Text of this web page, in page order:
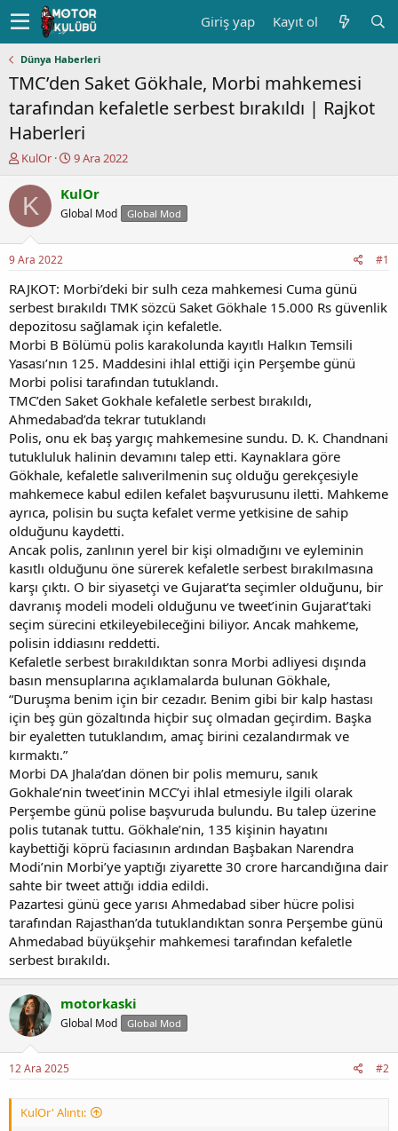
Giriş yap Kayıt ol
Dünya Haberleri
TMC’den Saket Gökhale, Morbi mahkemesi
tarafından kefaletle serbest bırakıldı | Rajkot
Haberleri
K
n
u
y
b
a
ş
a
t
a
n
KulOr
B
ş
a
ç
a
r
i
h
i
9 Ara 2022
K KulOr
Global Mod Global Mod
9 Ara 2022 #1
RAJKOT: Morbi’deki bir sulh ceza mahkemesi Cuma günü
serbest bırakıldı TMK sözcü Saket Gökhale 15.000 Rs güvenlik
depozitosu sağlamak için kefaletle.
Morbi B Bölümü polis karakolunda kayıtlı Halkın Temsili
Yasası’nın 125. Maddesini ihlal ettiği için Perşembe günü
Morbi polisi tarafından tutuklandı.
TMC’den Saket Gokhale kefaletle serbest bırakıldı,
Ahmedabad’da tekrar tutuklandı
Polis, onu ek baş yargıç mahkemesine sundu. D. K. Chandnani
tutukluluk halinin devamını talep etti. Kaynaklara göre
Gökhale, kefaletle salıverilmenin suç olduğu gerekçesiyle
mahkemece kabul edilen kefalet başvurusunu iletti. Mahkeme
ayrıca, polisin bu suçta kefalet verme yetkisine de sahip
olduğunu kaydetti.
Ancak polis, zanlının yerel bir kişi olmadığını ve eyleminin
kasıtlı olduğunu öne sürerek kefaletle serbest bırakılmasına
karşı çıktı. O bir siyasetçi ve Gujarat’ta seçimler olduğunu, bir
davranış modeli modeli olduğunu ve tweet’inin Gujarat’taki
seçim sürecini etkileyebileceğini biliyor. Ancak mahkeme,
polisin iddiasını reddetti.
Kefaletle serbest bırakıldıktan sonra Morbi adliyesi dışında
basın mensuplarına açıklamalarda bulunan Gökhale,
“Duruşma benim için bir cezadır. Benim gibi bir kalp hastası
için beş gün gözaltında hiçbir suç olmadan geçirdim. Başka
bir eyaletten tutuklandım, amaç birini cezalandırmak ve
kırmaktı.”
Morbi DA Jhala’dan dönen bir polis memuru, sanık
Gokhale’nin tweet’inin MCC’yi ihlal etmesiyle ilgili olarak
Perşembe günü polise başvuruda bulundu. Bu talep üzerine
polis tutanak tuttu. Gökhale’nin, 135 kişinin hayatını
kaybettiği köprü faciasının ardından Başbakan Narendra
Modi’nin Morbi’ye yaptığı ziyarette 30 crore harcandığına dair
sahte bir tweet attığı iddia edildi.
Pazartesi günü gece yarısı Ahmedabad siber hücre polisi
tarafından Rajasthan’da tutuklandıktan sonra Perşembe günü
Ahmedabad büyükşehir mahkemesi tarafından kefaletle
serbest bırakıldı.
motorkaski
Global Mod Global Mod
12 Ara 2025 #2
KulOr' Alıntı: